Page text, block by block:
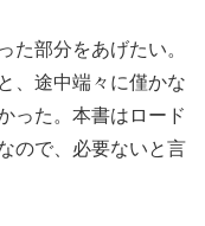
た部分をあげたい。
、途中端々に僅かな
った。本書はロード
ので、必要ないと言